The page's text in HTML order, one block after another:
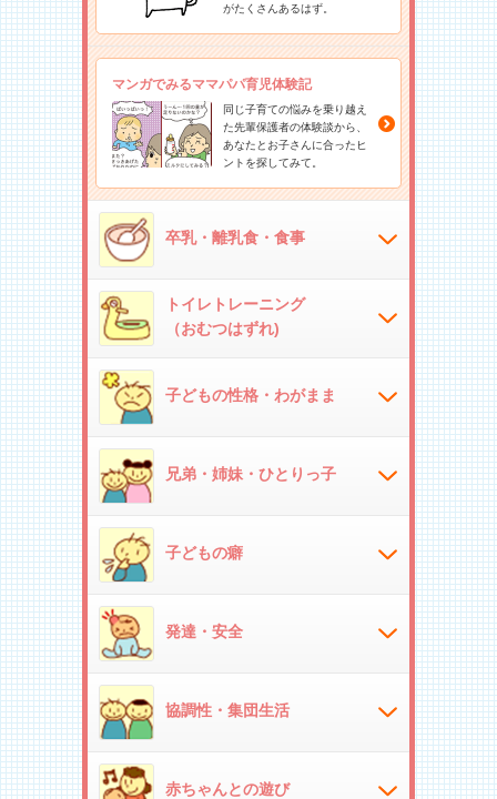
がたくさんあるはず。
マンガでみるママパパ育児体験記
同じ子育ての悩みを乗り越え
た先輩保護者の体験談から、
あなたとお子さんに合ったヒ
ントを探してみて。
卒乳・離乳食・食事
トイレトレーニング
（おむつはずれ)
子どもの性格・わがまま
兄弟・姉妹・ひとりっ子
子どもの癖
発達・安全
協調性・集団生活
赤ちゃんとの遊び